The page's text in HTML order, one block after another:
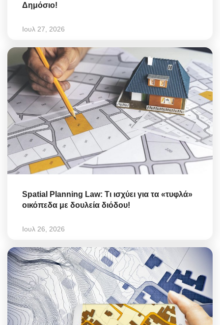
Δημόσιο!
Ιουλ 27, 2026
Spatial Planning Law: Τι ισχύει για τα «τυφλά»
οικόπεδα με δουλεία διόδου!
Ιουλ 26, 2026